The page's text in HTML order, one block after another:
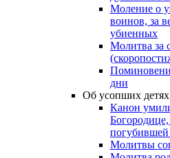
Моление о
воинов, за
убиенных
Молитва за
дни
Об усопших детях
Канон
погубившей
Молитвы